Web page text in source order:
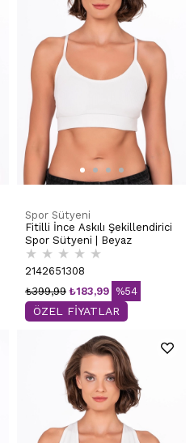
Spor Sütyeni
Fitilli İnce Askılı Şekillendirici
Spor Sütyeni | Beyaz
★ ★ ★ ★ ★
2142651308
₺183,99
₺399,99 %54
ÖZEL FİYATLAR